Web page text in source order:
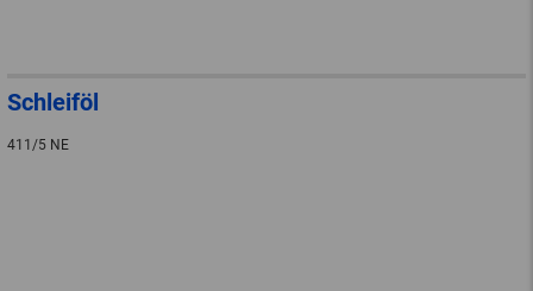
Schleiföl
411/5 NE